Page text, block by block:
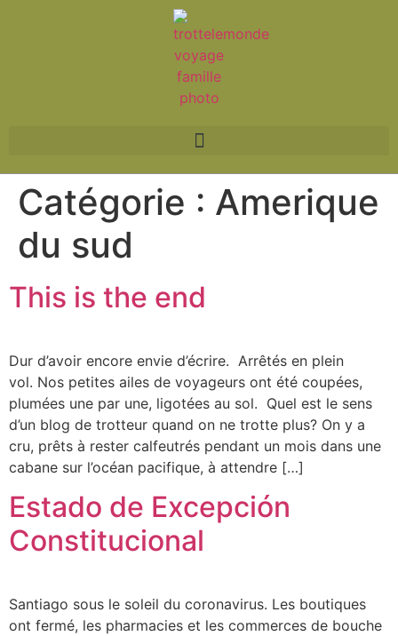
Catégorie : Amerique
du sud
This is the end
Dur d’avoir encore envie d’écrire. Arrêtés en plein
vol. Nos petites ailes de voyageurs ont été coupées,
plumées une par une, ligotées au sol. Quel est le sens
d’un blog de trotteur quand on ne trotte plus? On y a
cru, prêts à rester calfeutrés pendant un mois dans une
cabane sur l’océan pacifique, à attendre […]
Estado de Excepción
Constitucional
Santiago sous le soleil du coronavirus. Les boutiques
ont fermé, les pharmacies et les commerces de bouche